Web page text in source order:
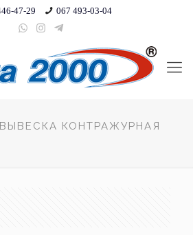
47-29 067 493-03-04
КОНТРАЖУРНАЯ